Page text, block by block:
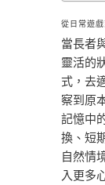
從日常遊
當長者
靈活的
式，去
察到原
記憶中
換、短
自然情
入更多